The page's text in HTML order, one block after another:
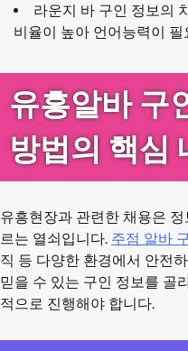
라운지 바 구인 정보의
비율이 높아 언어능력이 필
유흥알바 구
방법의 핵심
유흥현장과 관련한 채용은
르는 열쇠입니다. 주점 알바
직 등 다양한 환경에서 안전
믿을 수 있는 구인 정보를 골
적으로 진행해야 합니다.